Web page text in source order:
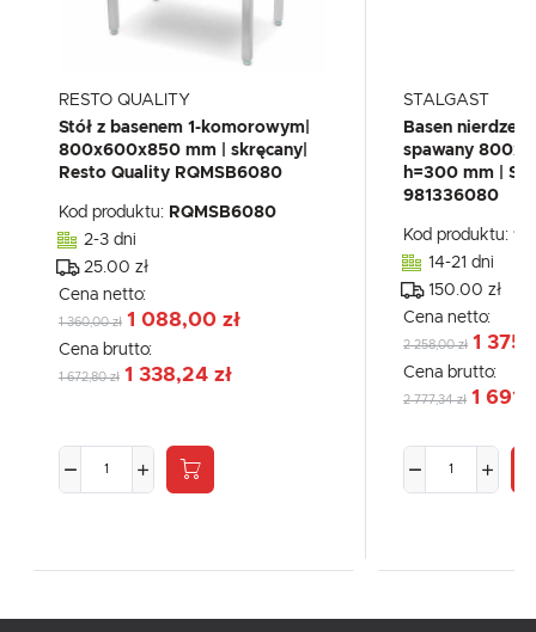
RESTO QUALITY
Stół z basenem 1-komorowym|
800x600x850 mm | skręcany|
Resto Quality RQMSB6080
Kod produktu: RQMSB6080
2-3 dni
25.00 zł
Cena netto:
1 360,00 zł 1 088,00 zł
Cena brutto:
1 672,80 zł 1 338,24 zł
STALGAST
Basen
spawany
h=300 mm |
981336080
Kod produktu:
14-21 dni
150.00 zł
Cena netto:
2 258,00 zł 1
Cena brutto:
2 777,34 zł 1